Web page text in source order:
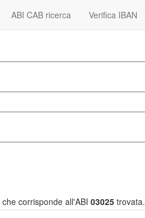
ABI CAB ricerca Verifica IBAN
che corrisponde all'ABI 03025 trovata.